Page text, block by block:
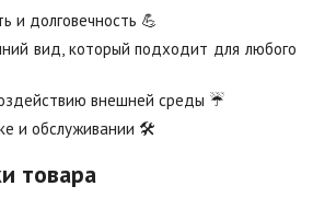
Меланж
и долговечность 💪
вид, который подходит для любого
внешней среды ☔
и обслуживании 🛠️
товара